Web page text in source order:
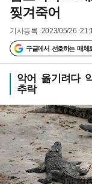
찢겨죽어
기사등록 2023/05/26
구글에서 선호하는 매체
악어 옮기려다
추락